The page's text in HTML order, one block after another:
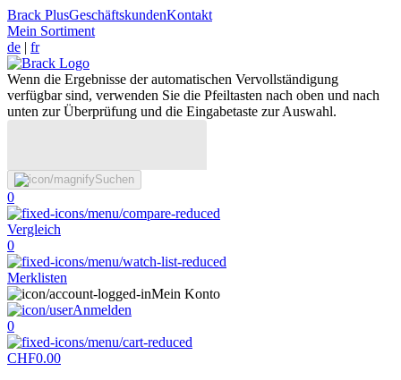
Brack PlusGeschäftskundenKontakt
Mein Sortiment
de | fr
Wenn die Ergebnisse der automatischen Vervollständigung
verfügbar sind, verwenden Sie die Pfeiltasten nach oben und nach
unten zur Überprüfung und die Eingabetaste zur Auswahl.
Suchen
0
Vergleich
0
Merklisten
Mein Konto
Anmelden
0
CHF0.00